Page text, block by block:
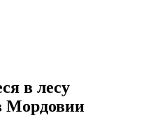
в лесу
Мордовии